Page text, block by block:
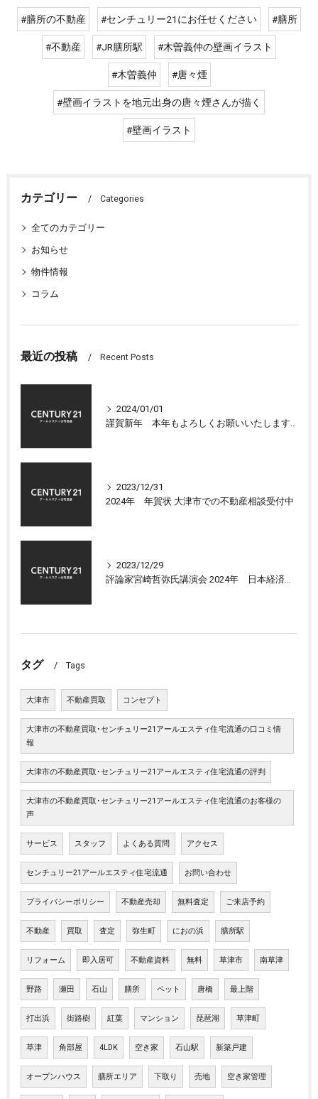
#膳所の不動産 #センチュリー21にお任せください #膳所
#不動産 #JR膳所駅 #木曽義仲の壁画イラスト
#木曽義仲 #唐々煙
#壁画イラストを地元出身の唐々煙さんが描く
#壁画イラスト
カテゴリー Categories
全てのカテゴリー
お知らせ
物件情報
コラム
最近の投稿 Recent Posts
2024/01/01
2023/12/31
2024年 年賀状 大津市での不動産相談受付中
2023/12/29
タグ Tags
大津市 不動産買取 コンセプト
大津市の不動産買取･センチュリー21アールエスティ住宅流通の口コミ情
報
大津市の不動産買取･センチュリー21アールエスティ住宅流通の評判
大津市の不動産買取･センチュリー21アールエスティ住宅流通のお客様の
声
サービス スタッフ よくある質問 アクセス
センチュリー21アールエスティ住宅流通 お問い合わせ
プライバシーポリシー 不動産売却 無料査定 ご来店予約
不動産 買取 査定 弥生町 におの浜 膳所駅
リフォーム 即入居可 不動産資料 無料 草津市 南草津
野路 瀬田 石山 膳所 ペット 唐橋 最上階
打出浜 街路樹 紅葉 マンション 琵琶湖 草津町
草津 角部屋 4LDK 空き家 石山駅 新築戸建
オープンハウス 膳所エリア 下取り 売地 空き家管理